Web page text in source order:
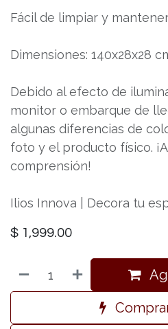
Fácil de limpiar y
Dimensiones: 140x28x28
Debido al efecto de
monitor o embarque de
algunas diferencias de
foto y el producto físico.
comprensión!
Ilios Innova | Decora tu
$ 1,999.00